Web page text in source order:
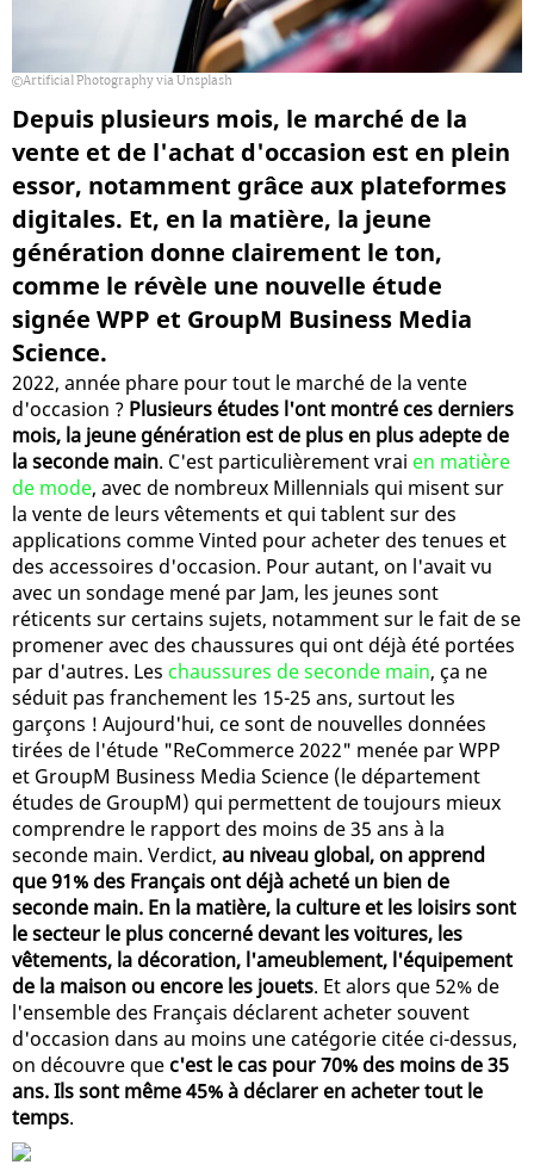
Artificial Photography via Unsplash
Depuis plusieurs mois, le marché de la
vente et de l'achat d'occasion est en plein
essor, notamment grâce aux plateformes
digitales. Et, en la matière, la jeune
génération donne clairement le ton,
comme le révèle une nouvelle étude
signée WPP et GroupM Business Media
Science.
2022, année phare pour tout le marché de la vente
d'occasion ? Plusieurs études l'ont montré ces derniers
mois, la jeune génération est de plus en plus adepte de
la seconde main. C'est particulièrement vrai en matière
de mode, avec de nombreux Millennials qui misent sur
la vente de leurs vêtements et qui tablent sur des
applications comme Vinted pour acheter des tenues et
des accessoires d'occasion. Pour autant, on l'avait vu
avec un sondage mené par Jam, les jeunes sont
réticents sur certains sujets, notamment sur le fait de se
promener avec des chaussures qui ont déjà été portées
par d'autres. Les chaussures de seconde main, ça ne
séduit pas franchement les 15-25 ans, surtout les
garçons ! Aujourd'hui, ce sont de nouvelles données
tirées de l'étude "ReCommerce 2022" menée par WPP
et GroupM Business Media Science (le département
études de GroupM) qui permettent de toujours mieux
comprendre le rapport des moins de 35 ans à la
seconde main. Verdict, au niveau global, on apprend
que 91% des Français ont déjà acheté un bien de
seconde main. En la matière, la culture et les loisirs sont
le secteur le plus concerné devant les voitures, les
vêtements, la décoration, l'ameublement, l'équipement
de la maison ou encore les jouets. Et alors que 52% de
l'ensemble des Français déclarent acheter souvent
d'occasion dans au moins une catégorie citée ci-dessus,
on découvre que c'est le cas pour 70% des moins de 35
ans. Ils sont même 45% à déclarer en acheter tout le
temps.